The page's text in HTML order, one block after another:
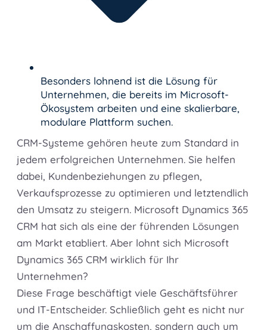
Besonders lohnend ist die Lösung für
Unternehmen, die bereits im Microsoft-
Ökosystem arbeiten und eine skalierbare,
modulare Plattform suchen.
CRM-Systeme gehören heute zum Standard in
jedem erfolgreichen Unternehmen. Sie helfen
dabei, Kundenbeziehungen zu pflegen,
Verkaufsprozesse zu optimieren und letztendlich
den Umsatz zu steigern. Microsoft Dynamics 365
CRM hat sich als eine der führenden Lösungen
am Markt etabliert. Aber lohnt sich Microsoft
Dynamics 365 CRM wirklich für Ihr
Unternehmen?
Diese Frage beschäftigt viele Geschäftsführer
und IT-Entscheider. Schließlich geht es nicht nur
um die Anschaffungskosten, sondern auch um